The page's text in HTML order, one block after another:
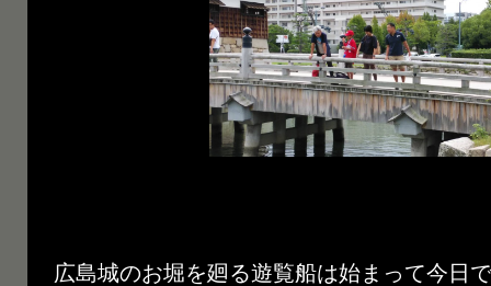
広島城のお堀を廻る遊覧船は始まって今日